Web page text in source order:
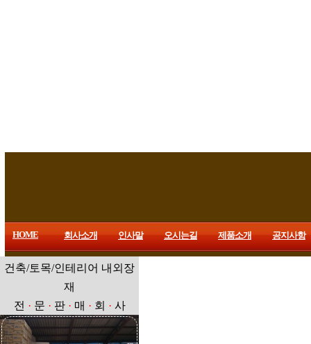
HOME 회사소개 인사말 오시는길 제품소개 공지사항
건축/토목/인테리어 내외장
재
전 · 문 · 판 · 매 · 회 · 사